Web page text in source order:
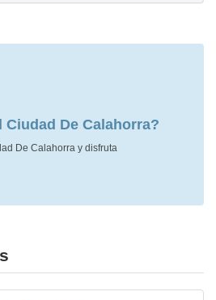
Ciudad De Calahorra?
De Calahorra y disfruta